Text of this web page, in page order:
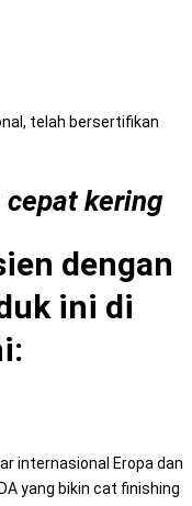
telah bersertifikan
kering
dengan
ini di
internasional Eropa dan
yang bikin cat finishing